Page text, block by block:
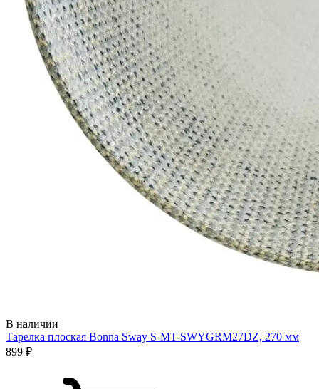
В наличии
Тарелка плоская Bonna Sway S-MT-SWYGRM27DZ, 270 мм
899 ₽